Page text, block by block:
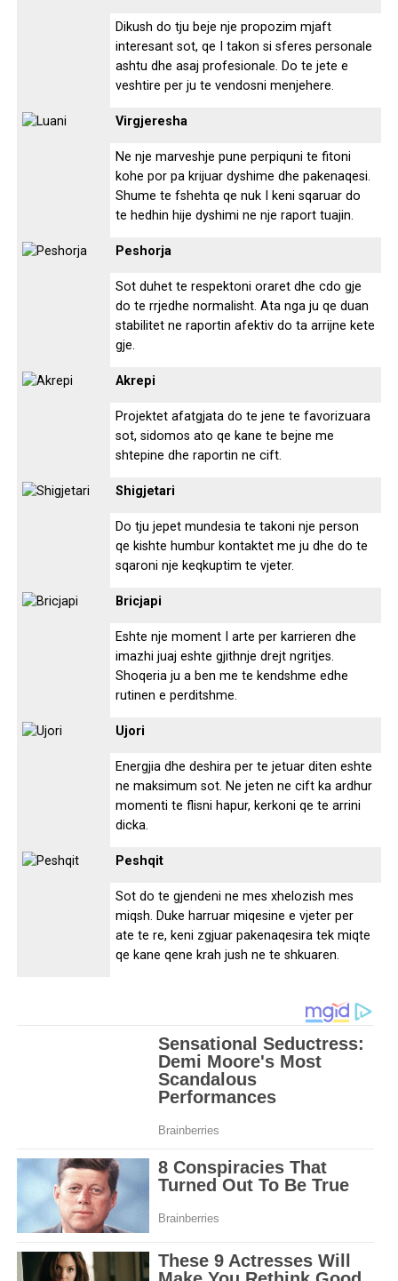
Dikush do tju beje nje propozim mjaft
interesant sot, qe I takon si sferes personale
ashtu dhe asaj profesionale. Do te jete e
veshtire per ju te vendosni menjehere.
Virgjeresha
Ne nje marveshje pune perpiquni te fitoni
kohe por pa krijuar dyshime dhe pakenaqesi.
Shume te fshehta qe nuk I keni sqaruar do
te hedhin hije dyshimi ne nje raport tuajin.
Peshorja
Sot duhet te respektoni oraret dhe cdo gje
do te rrjedhe normalisht. Ata nga ju qe duan
stabilitet ne raportin afektiv do ta arrijne kete
gje.
Akrepi
Projektet afatgjata do te jene te favorizuara
sot, sidomos ato qe kane te bejne me
shtepine dhe raportin ne cift.
Shigjetari
Do tju jepet mundesia te takoni nje person
qe kishte humbur kontaktet me ju dhe do te
sqaroni nje keqkuptim te vjeter.
Bricjapi
Eshte nje moment I arte per karrieren dhe
imazhi juaj eshte gjithnje drejt ngritjes.
Shoqeria ju a ben me te kendshme edhe
rutinen e perditshme.
Ujori
Energjia dhe deshira per te jetuar diten eshte
ne maksimum sot. Ne jeten ne cift ka ardhur
momenti te flisni hapur, kerkoni qe te arrini
dicka.
Peshqit
Sot do te gjendeni ne mes xhelozish mes
miqsh. Duke harruar miqesine e vjeter per
ate te re, keni zgjuar pakenaqesira tek miqte
qe kane qene krah jush ne te shkuaren.